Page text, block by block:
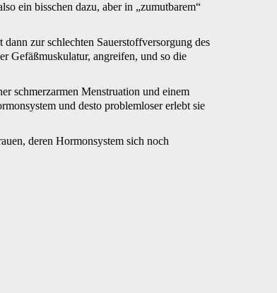
ein bisschen dazu, aber in „zumutbarem“
zur schlechten Sauerstoffversorgung des
Gefäßmuskulatur, angreifen, und so die
schmerzarmen Menstruation und einem
und desto problemloser erlebt sie
deren Hormonsystem sich noch